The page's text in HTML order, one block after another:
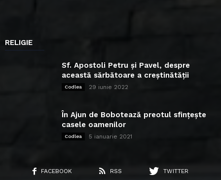
RELIGIE
Sf. Apostoli Petru și Pavel, despre
această sărbătoare a creștinătății
Codlea 29 iunie 2022
În Ajun de Bobotează preotul sfințește
casele oamenilor
Codlea 5 ianuarie 2021
FACEBOOK RSS
TWITTER